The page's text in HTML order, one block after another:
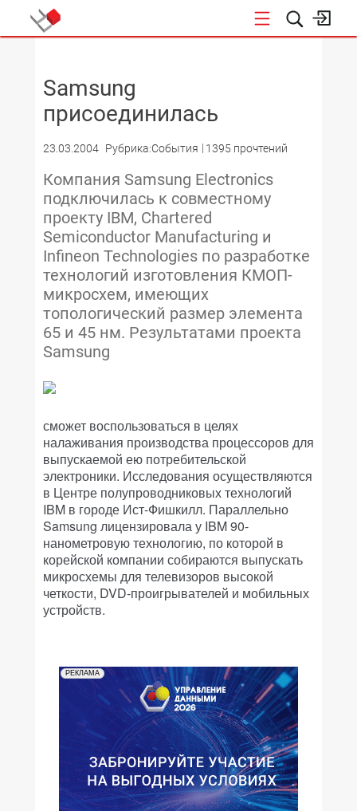
Samsung
присоединилась
23.03.2004 Рубрика:События 1395 прочтений
Компания Samsung Electronics
подключилась к совместному
проекту IBM, Chartered
Semiconductor Manufacturing и
Infineon Technologies по разработке
технологий изготовления КМОП-
микросхем, имеющих
топологический размер элемента
65 и 45 нм. Результатами проекта
Samsung
сможет воспользоваться в целях
налаживания производства процессоров для
выпускаемой ею потребительской
электроники. Исследования осуществляются
в Центре полупроводниковых технологий
IBM в городе Ист-Фишкилл. Параллельно
Samsung лицензировала у IBM 90-
нанометровую технологию, по которой в
корейской компании собираются выпускать
микросхемы для телевизоров высокой
четкости, DVD-проигрывателей и мобильных
устройств.
РЕКЛАМА